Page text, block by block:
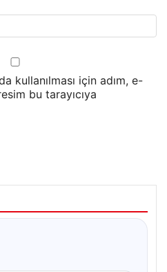
kullanılması için adım, e-
bu tarayıcıya